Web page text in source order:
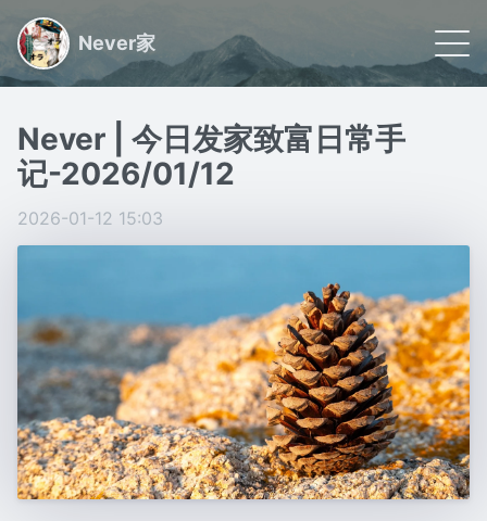
Never家
📝 文章
🏷 分类
日常小事记录,联系我请看关于
Powered by
Gridea|RSS
Never | 今日发家致富日常手
记-2026/01/12
2026-01-12 15:03